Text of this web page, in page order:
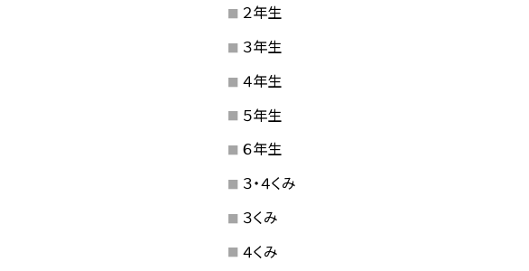
２年生
３年生
４年生
５年生
６年生
３・４くみ
３くみ
４くみ